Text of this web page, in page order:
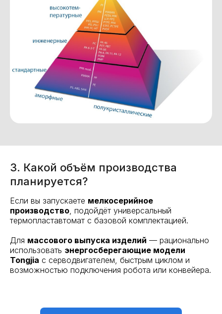
3. Какой объём производства
планируется?
Если вы запускаете мелкосерийное
производство , подойдёт универсальный
термопластавтомат с базовой комплектацией.
Для массового выпуска изделий — рационально
использовать энергосберегающие модели
Tongjia с серводвигателем, быстрым циклом и
возможностью подключения робота или конвейера.